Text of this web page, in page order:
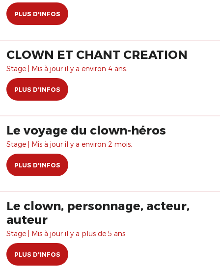
PLUS D'INFOS
CLOWN ET CHANT CREATION
Stage | Mis à jour il y a environ 4 ans.
PLUS D'INFOS
Le voyage du clown-héros
Stage | Mis à jour il y a environ 2 mois.
PLUS D'INFOS
Le clown, personnage, acteur,
auteur
Stage | Mis à jour il y a plus de 5 ans.
PLUS D'INFOS